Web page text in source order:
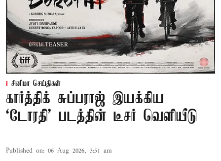
சினிமா செய்திகள்
கார்த்திக் சுப்பராஜ் இயக்கிய
`டோரதி' படத்தின் டீசர் வெளியீடு
Published on: 06 Aug 2026, 3:51 am